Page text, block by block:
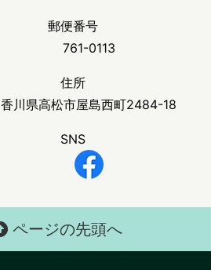
郵便番号
761-0113
住所
香川県高松市屋島西町2484-18
SNS
ページの先頭へ